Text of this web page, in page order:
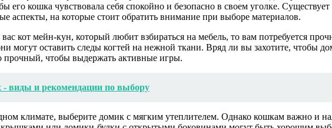
его кошка чувствовала себя спокойно и безопасно в своем уголке.
аспекты, на которые стоит обратить внимание при выборе материалов.
кот мейн-кун, который любит взбираться на мебель, то вам потребуется
оставить следы когтей на нежной ткани. Вряд ли вы захотите, чтобы
прочный, чтобы выдержать активные игры.
виды и рекомендации по выбору
климате, выберите домик с мягким утеплителем. Однако кошкам важно и